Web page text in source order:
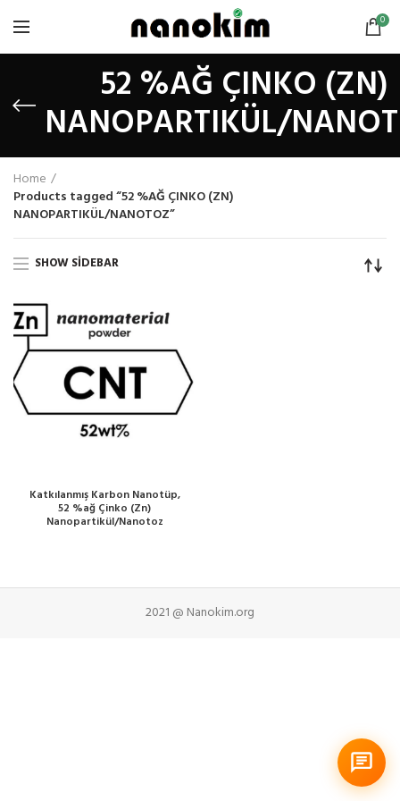
0
52 %AĞ ÇINKO (ZN)
NANOPARTIKÜL/
Home
Products tagged “52 %AĞ ÇINKO (ZN)
NANOPARTIKÜL/NANOTOZ”
SHOW SIDEBAR
Katkılanmış Karbon Nanotüp,
52 %ağ Çinko (Zn)
Nanopartikül/Nanotoz
2021 @ Nanokim.org